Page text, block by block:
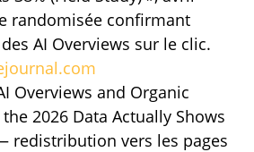
randomisée confirmant
AI Overviews sur le clic.
Overviews and Organic
2026 Data Actually Shows
redistribution vers les pages